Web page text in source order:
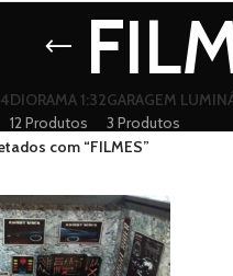
DIORAMA 1:32
12 Produtos
GARAGEM
3 Produtos
com “FILMES”